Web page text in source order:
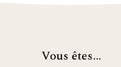
Vous êtes…